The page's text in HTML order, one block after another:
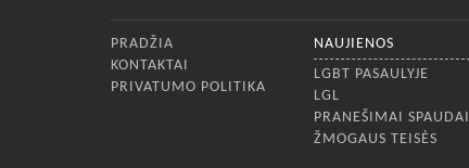
Apatinis meniu
PRADŽIA
KONTAKTAI
PRIVATUMO POLITIKA
NAUJIENOS
LGBT PASAULYJE
LGL
PRANEŠIMAI SPAUDAI
ŽMOGAUS TEISĖS